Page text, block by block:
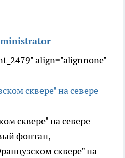
align="alignnone"
сквере" на севере
фонтан,
сквере" на